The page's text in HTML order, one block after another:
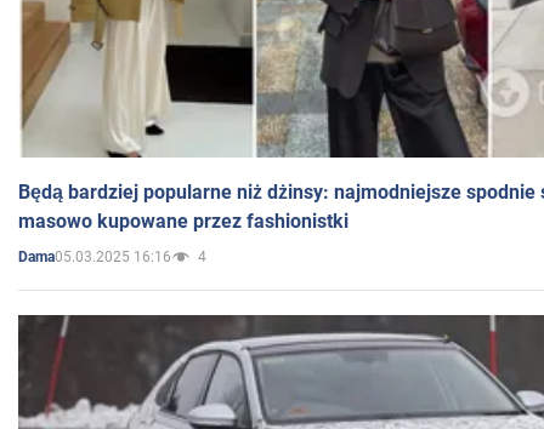
Będą bardziej popularne niż dżinsy: najmodniejsze spodnie
masowo kupowane przez fashionistki
Dama05.03.2025 16:16 4